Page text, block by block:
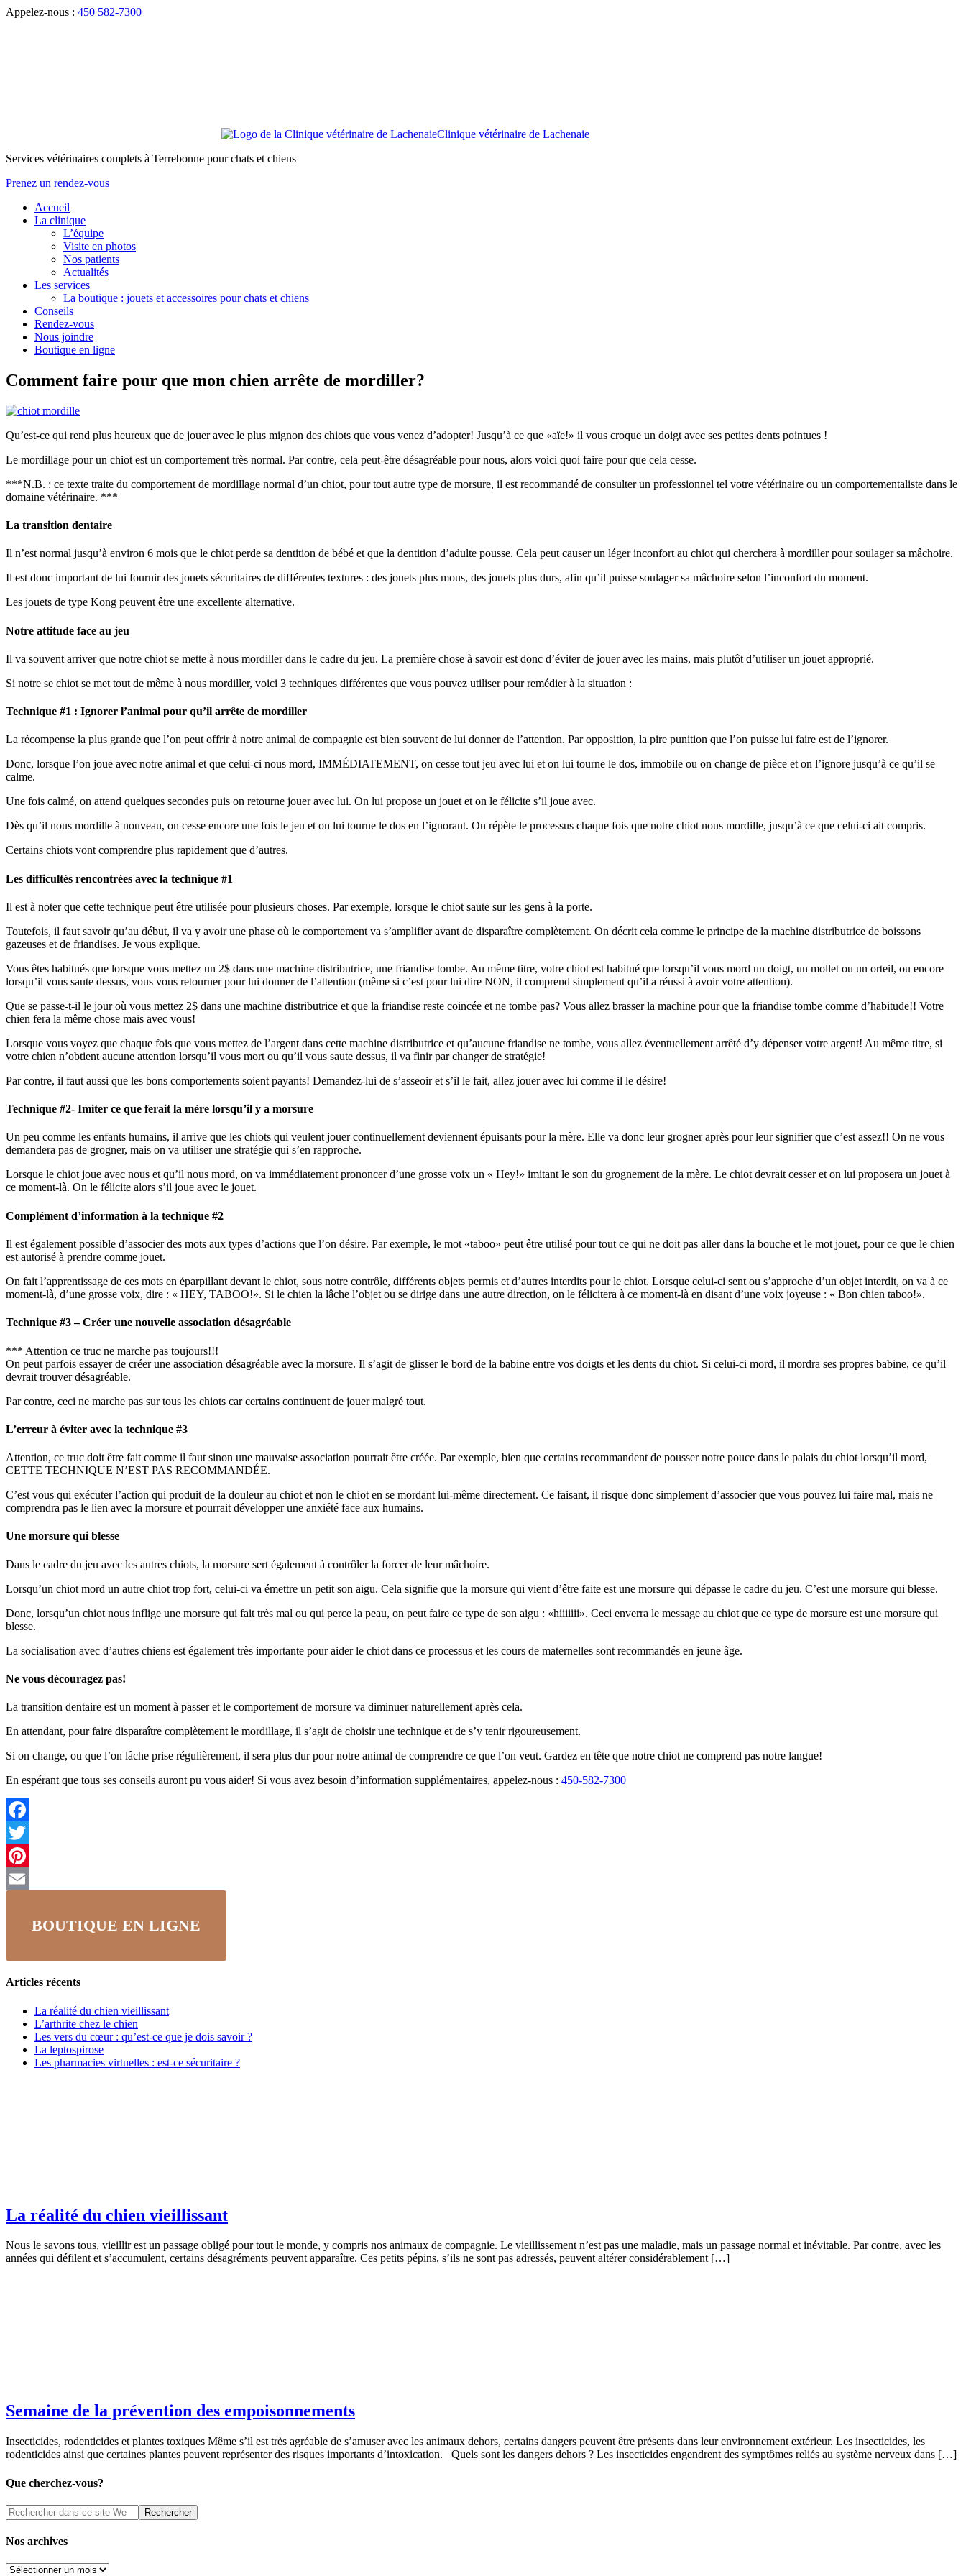
Appelez-nous : 450 582-7300
Clinique vétérinaire de Lachenaie
Services vétérinaires complets à Terrebonne pour chats et chiens
Prenez un rendez-vous
Accueil
La clinique
L’équipe
Visite en photos
Nos patients
Actualités
Les services
La boutique : jouets et accessoires pour chats et chiens
Conseils
Rendez-vous
Nous joindre
Boutique en ligne
Comment faire pour que mon chien arrête de mordiller?
Qu’est-ce qui rend plus heureux que de jouer avec le plus mignon des chiots que vous venez d’adopter! Jusqu’à ce que «aïe!» il vous croque un doigt avec ses petites dents pointues !
Le mordillage pour un chiot est un comportement très normal. Par contre, cela peut-être désagréable pour nous, alors voici quoi faire pour que cela cesse.
***N.B. : ce texte traite du comportement de mordillage normal d’un chiot, pour tout autre type de morsure, il est recommandé de consulter un professionnel tel votre vétérinaire ou un comportementaliste dans le
domaine vétérinaire. ***
La transition dentaire
Il n’est normal jusqu’à environ 6 mois que le chiot perde sa dentition de bébé et que la dentition d’adulte pousse. Cela peut causer un léger inconfort au chiot qui cherchera à mordiller pour soulager sa mâchoire.
Il est donc important de lui fournir des jouets sécuritaires de différentes textures : des jouets plus mous, des jouets plus durs, afin qu’il puisse soulager sa mâchoire selon l’inconfort du moment.
Les jouets de type Kong peuvent être une excellente alternative.
Notre attitude face au jeu
Il va souvent arriver que notre chiot se mette à nous mordiller dans le cadre du jeu. La première chose à savoir est donc d’éviter de jouer avec les mains, mais plutôt d’utiliser un jouet approprié.
Si notre se chiot se met tout de même à nous mordiller, voici 3 techniques différentes que vous pouvez utiliser pour remédier à la situation :
Technique #1 : Ignorer l’animal pour qu’il arrête de mordiller
La récompense la plus grande que l’on peut offrir à notre animal de compagnie est bien souvent de lui donner de l’attention. Par opposition, la pire punition que l’on puisse lui faire est de l’ignorer.
Donc, lorsque l’on joue avec notre animal et que celui-ci nous mord, IMMÉDIATEMENT, on cesse tout jeu avec lui et on lui tourne le dos, immobile ou on change de pièce et on l’ignore jusqu’à ce qu’il se
calme.
Une fois calmé, on attend quelques secondes puis on retourne jouer avec lui. On lui propose un jouet et on le félicite s’il joue avec.
Dès qu’il nous mordille à nouveau, on cesse encore une fois le jeu et on lui tourne le dos en l’ignorant. On répète le processus chaque fois que notre chiot nous mordille, jusqu’à ce que celui-ci ait compris.
Certains chiots vont comprendre plus rapidement que d’autres.
Les difficultés rencontrées avec la technique #1
Il est à noter que cette technique peut être utilisée pour plusieurs choses. Par exemple, lorsque le chiot saute sur les gens à la porte.
Toutefois, il faut savoir qu’au début, il va y avoir une phase où le comportement va s’amplifier avant de disparaître complètement. On décrit cela comme le principe de la machine distributrice de boissons
gazeuses et de friandises. Je vous explique.
Vous êtes habitués que lorsque vous mettez un 2$ dans une machine distributrice, une friandise tombe. Au même titre, votre chiot est habitué que lorsqu’il vous mord un doigt, un mollet ou un orteil, ou encore
lorsqu’il vous saute dessus, vous vous retourner pour lui donner de l’attention (même si c’est pour lui dire NON, il comprend simplement qu’il a réussi à avoir votre attention).
Que se passe-t-il le jour où vous mettez 2$ dans une machine distributrice et que la friandise reste coincée et ne tombe pas? Vous allez brasser la machine pour que la friandise tombe comme d’habitude!! Votre
chien fera la même chose mais avec vous!
Lorsque vous voyez que chaque fois que vous mettez de l’argent dans cette machine distributrice et qu’aucune friandise ne tombe, vous allez éventuellement arrêté d’y dépenser votre argent! Au même titre, si
votre chien n’obtient aucune attention lorsqu’il vous mort ou qu’il vous saute dessus, il va finir par changer de stratégie!
Par contre, il faut aussi que les bons comportements soient payants! Demandez-lui de s’asseoir et s’il le fait, allez jouer avec lui comme il le désire!
Technique #2- Imiter ce que ferait la mère lorsqu’il y a morsure
Un peu comme les enfants humains, il arrive que les chiots qui veulent jouer continuellement deviennent épuisants pour la mère. Elle va donc leur grogner après pour leur signifier que c’est assez!! On ne vous
demandera pas de grogner, mais on va utiliser une stratégie qui s’en rapproche.
Lorsque le chiot joue avec nous et qu’il nous mord, on va immédiatement prononcer d’une grosse voix un « Hey!» imitant le son du grognement de la mère. Le chiot devrait cesser et on lui proposera un jouet à
ce moment-là. On le félicite alors s’il joue avec le jouet.
Complément d’information à la technique #2
Il est également possible d’associer des mots aux types d’actions que l’on désire. Par exemple, le mot «taboo» peut être utilisé pour tout ce qui ne doit pas aller dans la bouche et le mot jouet, pour ce que le chien
est autorisé à prendre comme jouet.
On fait l’apprentissage de ces mots en éparpillant devant le chiot, sous notre contrôle, différents objets permis et d’autres interdits pour le chiot. Lorsque celui-ci sent ou s’approche d’un objet interdit, on va à ce
moment-là, d’une grosse voix, dire : « HEY, TABOO!». Si le chien la lâche l’objet ou se dirige dans une autre direction, on le félicitera à ce moment-là en disant d’une voix joyeuse : « Bon chien taboo!».
Technique #3 – Créer une nouvelle association désagréable
*** Attention ce truc ne marche pas toujours!!!
On peut parfois essayer de créer une association désagréable avec la morsure. Il s’agit de glisser le bord de la babine entre vos doigts et les dents du chiot. Si celui-ci mord, il mordra ses propres babine, ce qu’il
devrait trouver désagréable.
Par contre, ceci ne marche pas sur tous les chiots car certains continuent de jouer malgré tout.
L’erreur à éviter avec la technique #3
Attention, ce truc doit être fait comme il faut sinon une mauvaise association pourrait être créée. Par exemple, bien que certains recommandent de pousser notre pouce dans le palais du chiot lorsqu’il mord,
CETTE TECHNIQUE N’EST PAS RECOMMANDÉE.
C’est vous qui exécuter l’action qui produit de la douleur au chiot et non le chiot en se mordant lui-même directement. Ce faisant, il risque donc simplement d’associer que vous pouvez lui faire mal, mais ne
comprendra pas le lien avec la morsure et pourrait développer une anxiété face aux humains.
Une morsure qui blesse
Dans le cadre du jeu avec les autres chiots, la morsure sert également à contrôler la forcer de leur mâchoire.
Lorsqu’un chiot mord un autre chiot trop fort, celui-ci va émettre un petit son aigu. Cela signifie que la morsure qui vient d’être faite est une morsure qui dépasse le cadre du jeu. C’est une morsure qui blesse.
Donc, lorsqu’un chiot nous inflige une morsure qui fait très mal ou qui perce la peau, on peut faire ce type de son aigu : «hiiiiiii». Ceci enverra le message au chiot que ce type de morsure est une morsure qui
blesse.
La socialisation avec d’autres chiens est également très importante pour aider le chiot dans ce processus et les cours de maternelles sont recommandés en jeune âge.
Ne vous découragez pas!
La transition dentaire est un moment à passer et le comportement de morsure va diminuer naturellement après cela.
En attendant, pour faire disparaître complètement le mordillage, il s’agit de choisir une technique et de s’y tenir rigoureusement.
Si on change, ou que l’on lâche prise régulièrement, il sera plus dur pour notre animal de comprendre ce que l’on veut. Gardez en tête que notre chiot ne comprend pas notre langue!
En espérant que tous ses conseils auront pu vous aider! Si vous avez besoin d’information supplémentaires, appelez-nous : 450-582-7300
Facebook
Twitter
Pinterest
BOUTIQUE EN LIGNE
Articles récents
La réalité du chien vieillissant
L’arthrite chez le chien
Les vers du cœur : qu’est-ce que je dois savoir ?
La leptospirose
Les pharmacies virtuelles : est-ce sécuritaire ?
La réalité du chien vieillissant
Nous le savons tous, vieillir est un passage obligé pour tout le monde, y compris nos animaux de compagnie. Le vieillissement n’est pas une maladie, mais un passage normal et inévitable. Par contre, avec les
années qui défilent et s’accumulent, certains désagréments peuvent apparaître. Ces petits pépins, s’ils ne sont pas adressés, peuvent altérer considérablement […]
Semaine de la prévention des empoisonnements
Insecticides, rodenticides et plantes toxiques Même s’il est très agréable de s’amuser avec les animaux dehors, certains dangers peuvent être présents dans leur environnement extérieur. Les insecticides, les
rodenticides ainsi que certaines plantes peuvent représenter des risques importants d’intoxication. Quels sont les dangers dehors ? Les insecticides engendrent des symptômes reliés au système nerveux dans […]
Que cherchez-vous?
Nos archives
Nos